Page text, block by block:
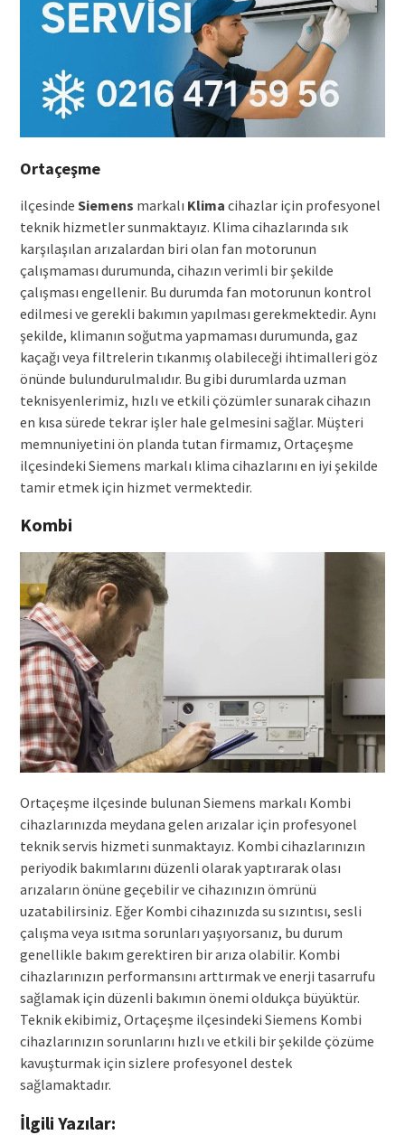
Ortaçeşme
ilçesinde Siemens markalı Klima cihazlar için profesyonel
teknik hizmetler sunmaktayız. Klima cihazlarında sık
karşılaşılan arızalardan biri olan fan motorunun
çalışmaması durumunda, cihazın verimli bir şekilde
çalışması engellenir. Bu durumda fan motorunun kontrol
edilmesi ve gerekli bakımın yapılması gerekmektedir. Aynı
şekilde, klimanın soğutma yapmaması durumunda, gaz
kaçağı veya filtrelerin tıkanmış olabileceği ihtimalleri göz
önünde bulundurulmalıdır. Bu gibi durumlarda uzman
teknisyenlerimiz, hızlı ve etkili çözümler sunarak cihazın
en kısa sürede tekrar işler hale gelmesini sağlar. Müşteri
memnuniyetini ön planda tutan firmamız, Ortaçeşme
ilçesindeki Siemens markalı klima cihazlarını en iyi şekilde
tamir etmek için hizmet vermektedir.
Kombi
Ortaçeşme ilçesinde bulunan Siemens markalı Kombi
cihazlarınızda meydana gelen arızalar için profesyonel
teknik servis hizmeti sunmaktayız. Kombi cihazlarınızın
periyodik bakımlarını düzenli olarak yaptırarak olası
arızaların önüne geçebilir ve cihazınızın ömrünü
uzatabilirsiniz. Eğer Kombi cihazınızda su sızıntısı, sesli
çalışma veya ısıtma sorunları yaşıyorsanız, bu durum
genellikle bakım gerektiren bir arıza olabilir. Kombi
cihazlarınızın performansını arttırmak ve enerji tasarrufu
sağlamak için düzenli bakımın önemi oldukça büyüktür.
Teknik ekibimiz, Ortaçeşme ilçesindeki Siemens Kombi
cihazlarınızın sorunlarını hızlı ve etkili bir şekilde çözüme
kavuşturmak için sizlere profesyonel destek
sağlamaktadır.
İlgili Yazılar: